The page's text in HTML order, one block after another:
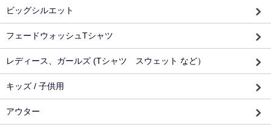
ビッグシルエット
フェードウォッシュTシャツ
レディース、ガールズ (Tシャツ スウェット など）
キッズ / 子供用
アウター